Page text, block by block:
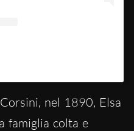
nel 1890, Elsa
famiglia colta e